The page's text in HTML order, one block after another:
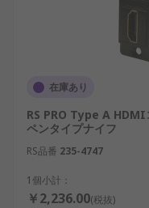
在庫あり
RS PRO Type A HDMI
ペンタイプナイフ
RS品番 235-4747
1個小計：
￥2,236.00(税抜)